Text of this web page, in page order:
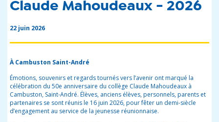
Claude Mahoudeaux - 2026
22 juin 2026
À Cambuston Saint-André
Émotions, souvenirs et regards tournés vers l’avenir ont marqué la
célébration du 50e anniversaire du collège Claude Mahoudeaux à
Cambuston, Saint-André. Élèves, anciens élèves, personnels, parents et
partenaires se sont réunis le 16 juin 2026, pour fêter un demi-siècle
d’engagement au service de la jeunesse réunionnaise.